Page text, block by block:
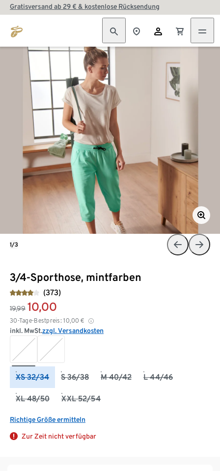
Gratisversand ab 29 € & kostenlose Rücksendung
3/4-Sporthose, mintfarben
(373)
19,99 10,00
30-Tage-Bestpreis: 10,00 €
inkl. MwSt.zzgl. Versandkosten
XS 32/34 S 36/38 M 40/42 L 44/46
XL 48/50 XXL 52/54
Richtige Größe ermitteln
Zur Zeit nicht verfügbar
1/3